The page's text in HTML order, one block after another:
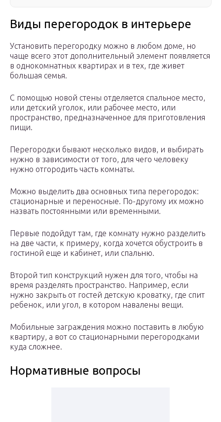
Виды перегородок в интерьере
Установить перегородку можно в любом доме, но
чаще всего этот дополнительный элемент появляется
в однокомнатных квартирах и в тех, где живет
большая семья.
С помощью новой стены отделяется спальное место,
или детский уголок, или рабочее место, или
пространство, предназначенное для приготовления
пищи.
Перегородки бывают несколько видов, и выбирать
нужно в зависимости от того, для чего человеку
нужно отгородить часть комнаты.
Можно выделить два основных типа перегородок:
стационарные и переносные. По-другому их можно
назвать постоянными или временными.
Первые подойдут там, где комнату нужно разделить
на две части, к примеру, когда хочется обустроить в
гостиной еще и кабинет, или спальню.
Второй тип конструкций нужен для того, чтобы на
время разделять пространство. Например, если
нужно закрыть от гостей детскую кроватку, где спит
ребенок, или угол, в котором навалены вещи.
Мобильные заграждения можно поставить в любую
квартиру, а вот со стационарными перегородками
куда сложнее.
Нормативные вопросы